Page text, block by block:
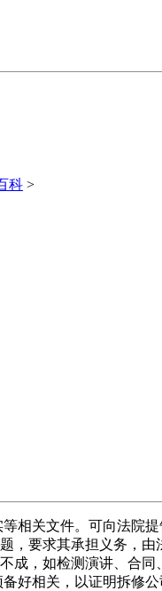
科 >
关文件。可向法院提
，要求其承担义务，
成，如检测演讲、合
好相关，以证明拆修